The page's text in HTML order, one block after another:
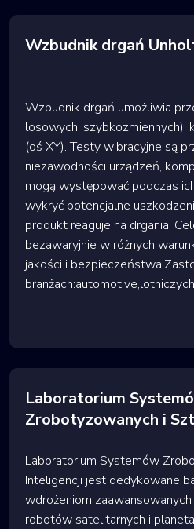
Wzbudnik drgań
Wzbudnik drgań umożliwia
losowych,
(oś XY). Testy wibracyjne są
niezawodności urządzeń,
mogą występować podczas
wykryć potencjalne
produkt reaguje na drgania.
bezawaryjnie w różnych
jakości i
Laboratorium
Zrobotyzowanych i
Laboratorium Systemów
Inteligencji jest dedykowane
wdrożeniom
robotów satelitarnych i